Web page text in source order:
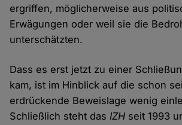
ergriffen, möglicherweise aus
Erwägungen oder weil sie die
unterschätzten.
Dass es erst jetzt zu einer
kam, ist im Hinblick auf die schon
erdrückende Beweislage wenig
Schließlich steht dasIZH seit 1993